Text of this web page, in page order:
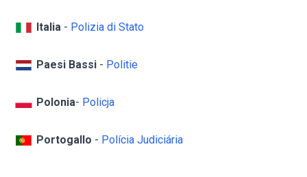
Italia - Polizia di Stato
Paesi Bassi - Politie
Polonia- Policja
Portogallo - Polícia Judiciária